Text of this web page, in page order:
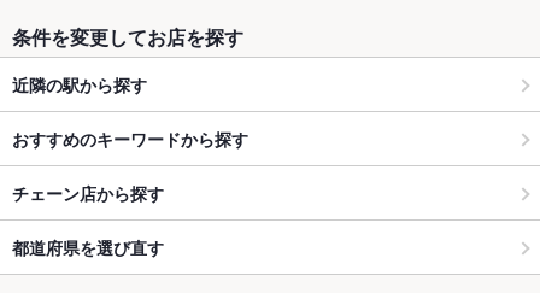
条件を変更してお店を探す
近隣の駅から探す
おすすめのキーワードから探す
チェーン店から探す
都道府県を選び直す